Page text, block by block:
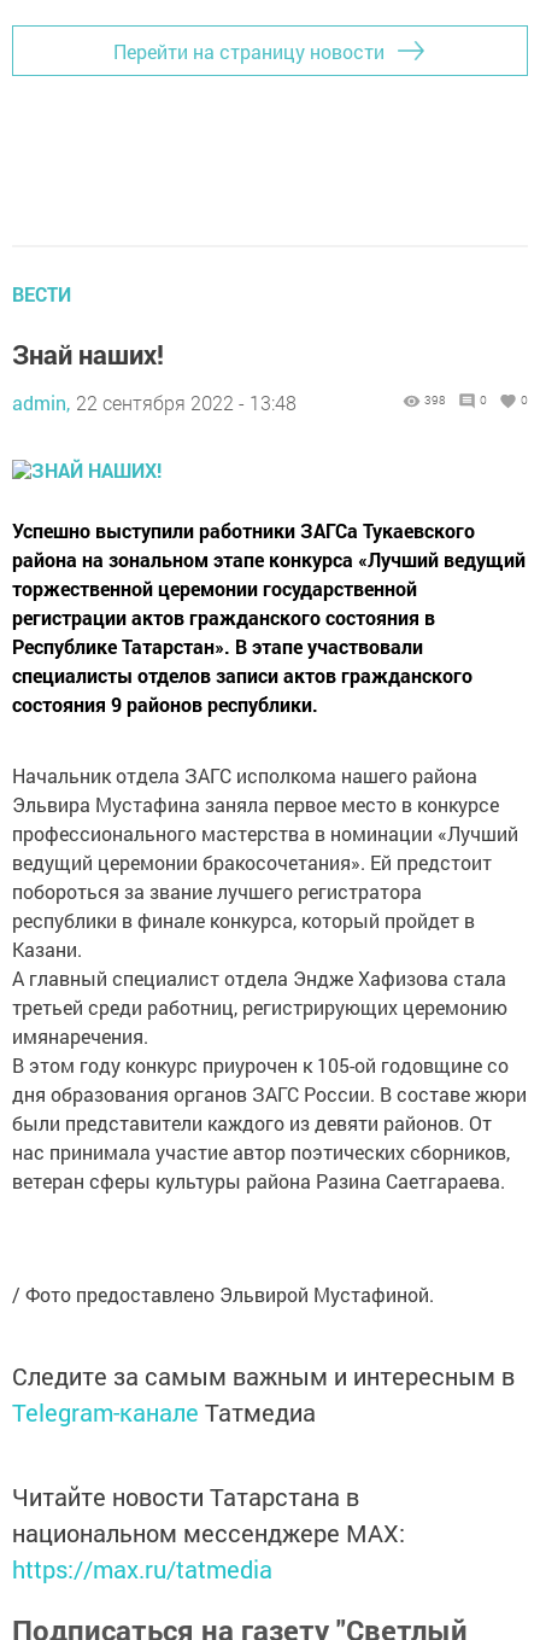
Перейти на страницу новости
ВЕСТИ
Знай наших!
admin, 22 сентября 2022 - 13:48 398 0 0
Успешно выступили работники ЗАГСа Тукаевского
района на зональном этапе конкурса «Лучший ведущий
торжественной церемонии государственной
регистрации актов гражданского состояния в
Республике Татарстан». В этапе участвовали
специалисты отделов записи актов гражданского
состояния 9 районов республики.
Начальник отдела ЗАГС исполкома нашего района
Эльвира Мустафина заняла первое место в конкурсе
профессионального мастерства в номинации «Лучший
ведущий церемонии бракосочетания». Ей предстоит
побороться за звание лучшего регистратора
республики в финале конкурса, который пройдет в
Казани.
А главный специалист отдела Эндже Хафизова стала
третьей среди работниц, регистрирующих церемонию
имянаречения.
В этом году конкурс приурочен к 105-ой годовщине со
дня образования органов ЗАГС России. В составе жюри
были представители каждого из девяти районов. От
нас принимала участие автор поэтических сборников,
ветеран сферы культуры района Разина Саетгараева.
/ Фото предоставлено Эльвирой Мустафиной.
Следите за самым важным и интересным в
Telegram-канале Татмедиа
Читайте новости Татарстана в
национальном мессенджере MАХ:
https://max.ru/tatmedia
Подписаться на газету "Светлый